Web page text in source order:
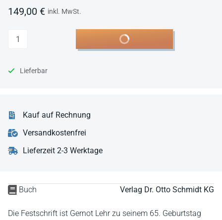
Buch Verlag Dr. Otto Schmidt KG
Die Festschrift ist Gernot Lehr zu seinem 65. Geburtstag
149,00 € inkl. MwSt.
Anzahl In den Warenkorb
Lieferbar
Kauf auf Rechnung
Versandkostenfrei
Lieferzeit 2-3 Werktage